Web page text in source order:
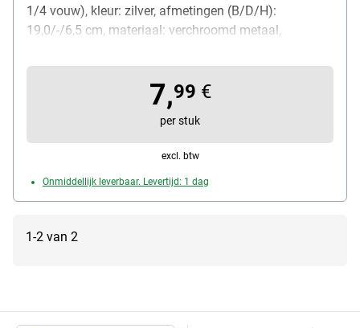
1/4 vouw), kleur: zilver, afmetingen (B/D/H):
19,0/-/6,5 cm, materiaal: verchroomd metaal,
7,99 €
per stuk
excl. btw
Onmiddellijk leverbaar. Levertijd: 1 dag
1-2 van 2